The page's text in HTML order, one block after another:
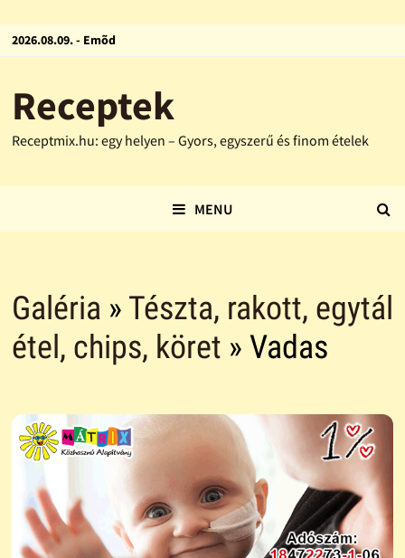
2026.08.09. - Emõd
Receptek
Receptmix.hu: egy helyen – Gyors, egyszerű és finom ételek
MENU
Galéria » Tészta, rakott, egytál
étel, chips, köret » Vadas